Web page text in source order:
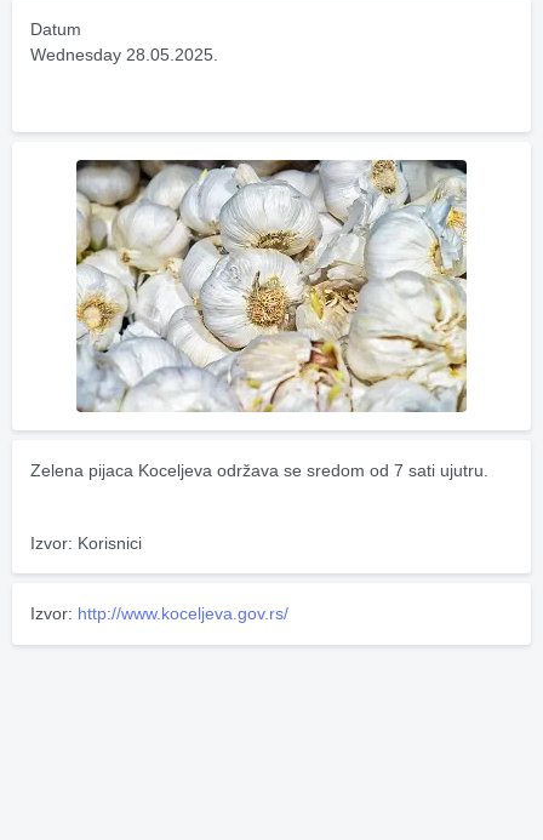
Datum
Wednesday 28.05.2025.
Zelena pijaca Koceljeva održava se sredom od 7 sati ujutru.
Izvor: Korisnici
Izvor: http://www.koceljeva.gov.rs/